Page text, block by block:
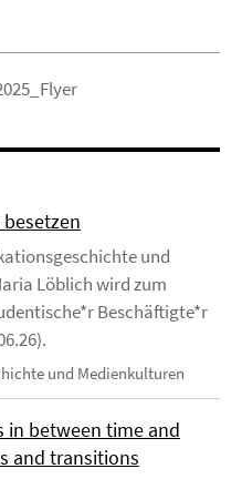
und
Löblich wird zum
Beschäftigte*r
und Medienkulturen
in between time and
and transitions